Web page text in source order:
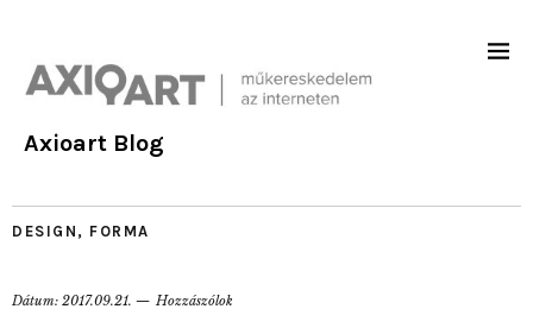
Axioart Blog
DESIGN , FORMA
Dátum: 2017.09.21. Hozzászólok